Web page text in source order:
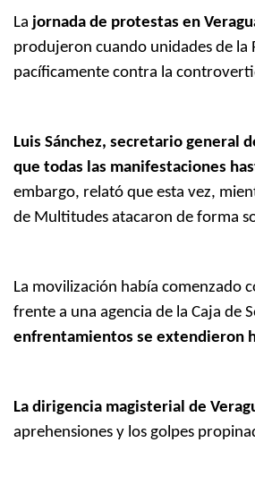
La jornada de protestas en
produjeron cuando unidades de la
pacíficamente contra la
Luis Sánchez, secretario general
que todas las manifestaciones
embargo, relató que esta vez,
de Multitudes atacaron de forma
La movilización había comenzado
frente a una agencia de la Caja de
enfrentamientos se extendieron
La dirigencia magisterial de
aprehensiones y los golpes